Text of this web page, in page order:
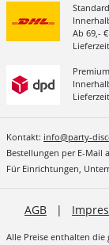
Ab 69,-
Kontakt: info@party-
Bestellungen per E-Mail
Für Einrichtungen,
AGB |
Alle Preise enthalten die